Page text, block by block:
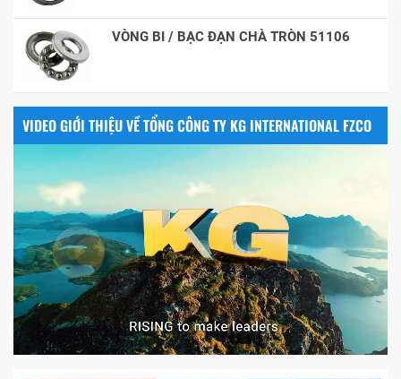
VÒNG BI / BẠC ĐẠN CHÀ TRÒN 51106
VIDEO GIỚI THIỆU VỀ TỔNG CÔNG TY KG INTERNATIONAL FZCO